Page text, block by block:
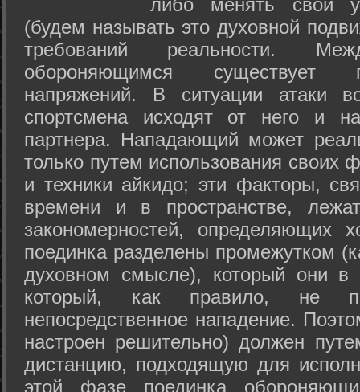
либо менять свои
(будем называть это духовной
требований реальности.
обороняющимся существует
напряжений. В ситуации атаки
спортсмена исходят от него и
партнера. Нападающий может
только путем использования своих
и техники айкидо; эти факторы,
времени и в пространстве,
закономерностей, определяющих
поединка разделены промежутком
духовном смысле), который они в
который, как правило, не
непосредственное нападение.
настроен решительно) должен
дистанцию, подходящую для
этой фазе поединка